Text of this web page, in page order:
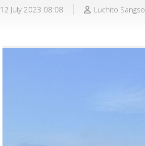
12 July 2023 08:08 Luchito